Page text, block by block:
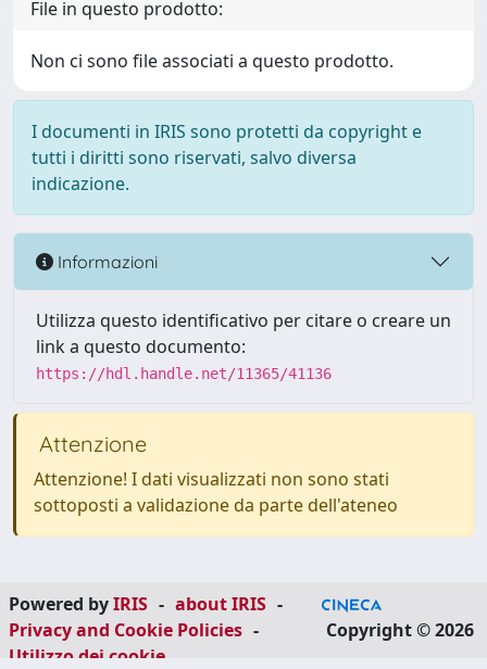
File in questo prodotto:
Non ci sono file associati a questo prodotto.
I documenti in IRIS sono protetti da copyright e
tutti i diritti sono riservati, salvo diversa
indicazione.
Informazioni
Utilizza questo identificativo per citare o creare un
link a questo documento:
https://hdl.handle.net/11365/41136
Attenzione
Attenzione! I dati visualizzati non sono stati
sottoposti a validazione da parte dell'ateneo
Powered byIRIS - about IRIS -
Privacy and Cookie Policies -
Utilizzo dei cookie
Copyright © 2026